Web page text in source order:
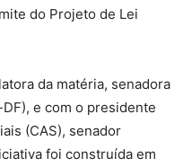
do Projeto de Lei
da matéria, senadora
e com o presidente
(CAS), senador
foi construída em